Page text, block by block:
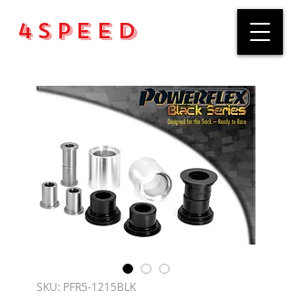
4Speed
SKU: PFR5-1215BLK